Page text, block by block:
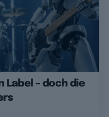
Label – doch die